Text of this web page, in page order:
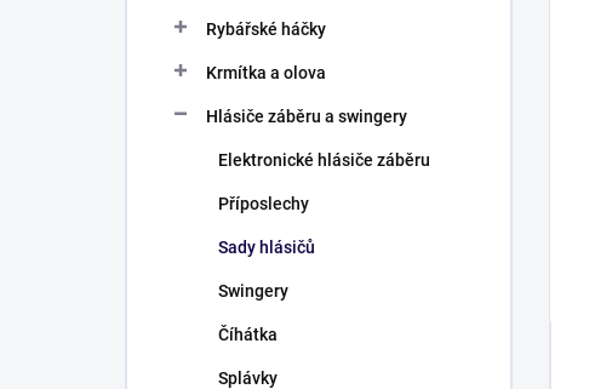
Rybářské háčky
Krmítka a olova
Hlásiče záběru a swingery
Elektronické hlásiče záběru
Příposlechy
Sady hlásičů
Swingery
Číhátka
Splávky